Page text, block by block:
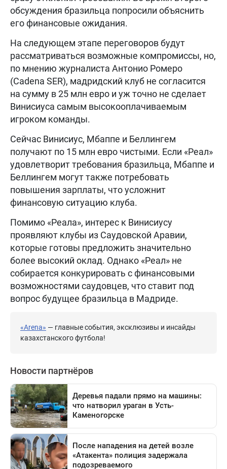
обсуждения бразильца попросили объяснить
его финансовые ожидания.
На следующем этапе переговоров будут
рассматриваться возможные компромиссы, но,
по мнению журналиста Антонио Ромеро
(Cadena SER), мадридский клуб не согласится
на сумму в 25 млн евро и уж точно не сделает
Винисиуса самым высокооплачиваемым
игроком команды.
Сейчас Винисиус, Мбаппе и Беллингем
получают по 15 млн евро чистыми. Если «Реал»
удовлетворит требования бразильца, Мбаппе и
Беллингем могут также потребовать
повышения зарплаты, что усложнит
финансовую ситуацию клуба.
Помимо «Реала», интерес к Винисиусу
проявляют клубы из Саудовской Аравии,
которые готовы предложить значительно
более высокий оклад. Однако «Реал» не
собирается конкурировать с финансовыми
возможностями саудовцев, что ставит под
вопрос будущее бразильца в Мадриде.
«Arena» — главные события, эксклюзивы и инсайды
казахстанского футбола!